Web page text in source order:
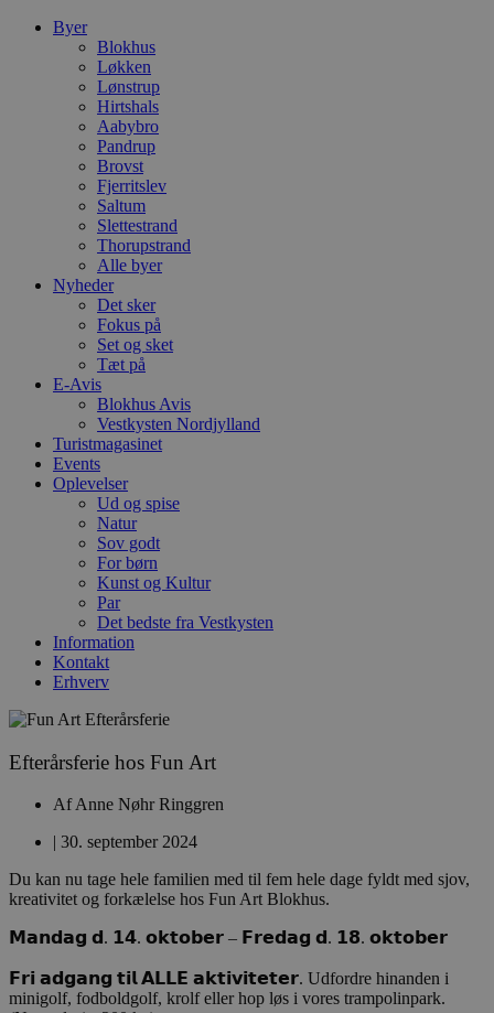
Byer
Blokhus
Løkken
Lønstrup
Hirtshals
Aabybro
Pandrup
Brovst
Fjerritslev
Saltum
Slettestrand
Thorupstrand
Alle byer
Nyheder
Det sker
Fokus på
Set og sket
Tæt på
E-Avis
Blokhus Avis
Vestkysten Nordjylland
Turistmagasinet
Events
Oplevelser
Ud og spise
Natur
Sov godt
For børn
Kunst og Kultur
Par
Det bedste fra Vestkysten
Information
Kontakt
Erhverv
Efterårsferie hos Fun Art
AfAnne Nøhr Ringgren
| 30. september 2024
Du kan nu tage hele familien med til fem hele dage fyldt med sjov,
kreativitet og forkælelse hos Fun Art Blokhus.
𝗠𝗮𝗻𝗱𝗮𝗴 𝗱. 𝟭𝟰. 𝗼𝗸𝘁𝗼𝗯𝗲𝗿 – 𝗙𝗿𝗲𝗱𝗮𝗴 𝗱. 𝟭𝟴. 𝗼𝗸𝘁𝗼𝗯𝗲𝗿
𝗙𝗿𝗶 𝗮𝗱𝗴𝗮𝗻𝗴 𝘁𝗶𝗹 𝗔𝗟𝗟𝗘 𝗮𝗸𝘁𝗶𝘃𝗶𝘁𝗲𝘁𝗲𝗿. Udfordre hinanden i
minigolf, fodboldgolf, krolf eller hop løs i vores trampolinpark.